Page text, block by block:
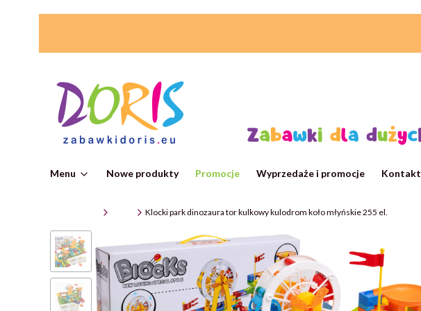
Menu Nowe produkty Promocje Wyprzedaże i promocje Kontakt
Klocki park dinozaura tor kulkowy kulodrom koło młyńskie 255 el.